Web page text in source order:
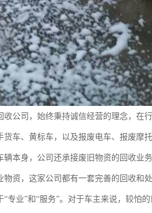
公司，始终秉持诚信经营的理念，在
车、黄标车，以及报废电车、报废摩
本身，公司还承接废旧物资的回收业
资，这家公司都有一套完善的回收和处
专业”和“服务”。对于车主来说，较怕